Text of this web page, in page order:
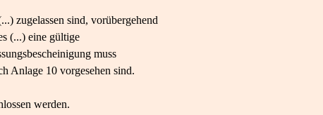
zugelassen sind, vorübergehend
(...) eine gültige
muss
Anlage 10 vorgesehen sind.
werden.